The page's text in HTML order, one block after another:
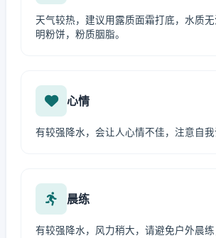
天气较热，建议用露质面霜打底，水质
明粉饼，粉质胭脂。
心情
有较强降水，会让人心情不佳，注意自我
晨练
有较强降水，风力稍大，请避免户外晨